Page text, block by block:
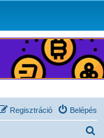
Belépés
Regisztráció